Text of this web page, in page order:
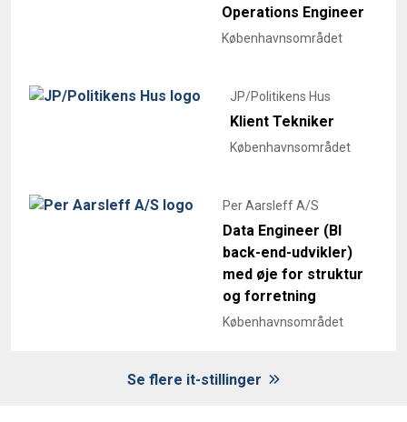
Operations Engineer
Københavnsområdet
JP/Politikens Hus
Klient Tekniker
Københavnsområdet
Per Aarsleff A/S
Data Engineer (BI
back-end-udvikler)
med øje for struktur
og forretning
Københavnsområdet
Se flere it-stillinger